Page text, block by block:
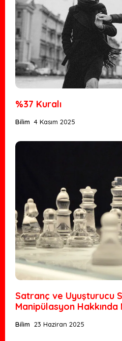
%37 Kuralı
Bilim 4 Kasım 2025
Satranç ve Uyuşturucu
Manipülasyon
Bilim 23 Haziran 2025